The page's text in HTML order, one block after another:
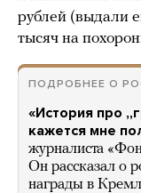
рублей (выдали
тысяч на
ПОДРОБНЕЕ О
«История про
кажется мне
журналиста
Он рассказал о
награды в